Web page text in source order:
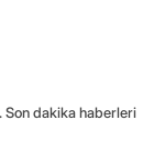
Son dakika haberleri